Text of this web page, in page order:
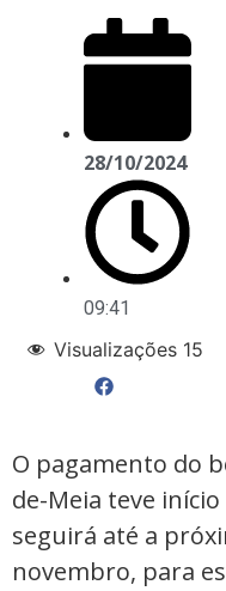
28/10/2024
09:41
Visualizações 15
O pagamento do
de-Meia teve
seguirá até a
novembro, para